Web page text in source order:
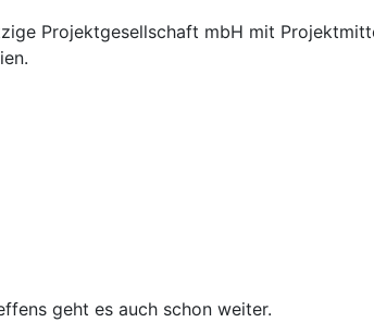
Projektgesellschaft mbH mit
geht es auch schon weiter.